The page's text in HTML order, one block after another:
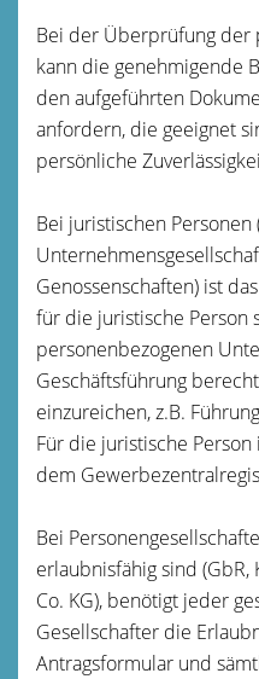
Bei der Überprüfung der
kann die genehmigende
den aufgeführten
anfordern, die geeignet
persönliche
Bei juristischen Personen
Genossenschaften) ist
für die juristische Person
personenbezogenen
Geschäftsführung
einzureichen, z.B.
Für die juristische
dem
Bei
erlaubnisfähig sind (GbR,
Co. KG), benötigt jeder
Gesellschafter die
Antragsformular und